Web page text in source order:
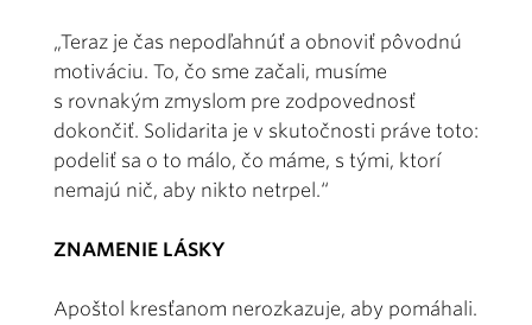
„Teraz je čas nepodľahnúť a obnoviť pôvodnú
motiváciu. To, čo sme začali, musíme
s rovnakým zmyslom pre zodpovednosť
dokončiť. Solidarita je v skutočnosti práve toto:
podeliť sa o to málo, čo máme, s tými, ktorí
nemajú nič, aby nikto netrpel.“
ZNAMENIE LÁSKY
Apoštol kresťanom nerozkazuje, aby pomáhali.